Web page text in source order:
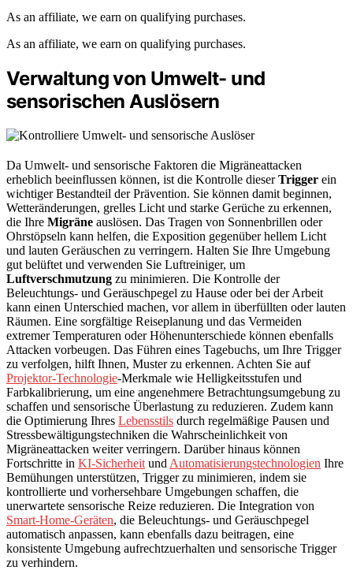
As an affiliate, we earn on qualifying purchases.
As an affiliate, we earn on qualifying purchases.
Verwaltung von Umwelt- und
sensorischen Auslösern
Da Umwelt- und sensorische Faktoren die Migräneattacken
erheblich beeinflussen können, ist die Kontrolle dieserTrigger ein
wichtiger Bestandteil der Prävention. Sie können damit beginnen,
Wetteränderungen, grelles Licht und starke Gerüche zu erkennen,
die Ihre Migräne auslösen. Das Tragen von Sonnenbrillen oder
Ohrstöpseln kann helfen, die Exposition gegenüber hellem Licht
und lauten Geräuschen zu verringern. Halten Sie Ihre Umgebung
gut belüftet und verwenden Sie Luftreiniger, um
Luftverschmutzung zu minimieren. Die Kontrolle der
Beleuchtungs- und Geräuschpegel zu Hause oder bei der Arbeit
kann einen Unterschied machen, vor allem in überfüllten oder lauten
Räumen. Eine sorgfältige Reiseplanung und das Vermeiden
extremer Temperaturen oder Höhenunterschiede können ebenfalls
Attacken vorbeugen. Das Führen eines Tagebuchs, um Ihre Trigger
zu verfolgen, hilft Ihnen, Muster zu erkennen. Achten Sie auf
Projektor-Technologie-Merkmale wie Helligkeitsstufen und
Farbkalibrierung, um eine angenehmere Betrachtungsumgebung zu
schaffen und sensorische Überlastung zu reduzieren. Zudem kann
die Optimierung Ihres Lebensstils durch regelmäßige Pausen und
Stressbewältigungstechniken die Wahrscheinlichkeit von
Migräneattacken weiter verringern. Darüber hinaus können
Fortschritte in KI-Sicherheit und Automatisierungstechnologien Ihre
Bemühungen unterstützen, Trigger zu minimieren, indem sie
kontrollierte und vorhersehbare Umgebungen schaffen, die
unerwartete sensorische Reize reduzieren. Die Integration von
Smart-Home-Geräten, die Beleuchtungs- und Geräuschpegel
automatisch anpassen, kann ebenfalls dazu beitragen, eine
konsistente Umgebung aufrechtzuerhalten und sensorische Trigger
zu verhindern.